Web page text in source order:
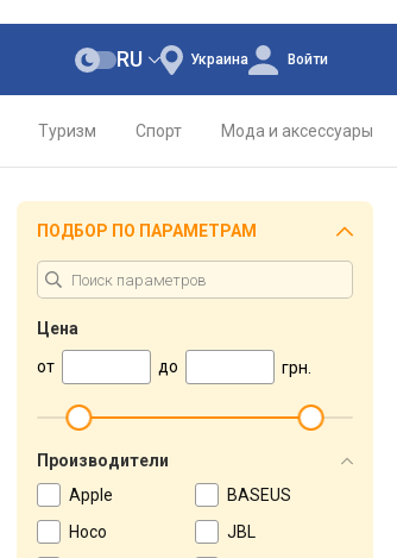
Украина
RU Войти
Туризм Спорт Мода и аксессуары
ПОДБОР ПО ПАРАМЕТРАМ
Цена
от
до грн.
Производители
Apple
BASEUS
Hoco
JBL